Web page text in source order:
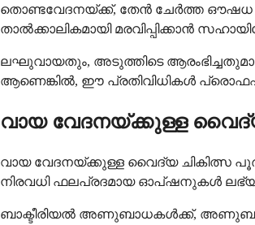
തൊണ്ടവേദനയ്ക്ക്, തേൻ ചേർത്ത
താൽക്കാലികമായി മരവിപ്പിക്കാൻ
ലഘുവായതും, അടുത്തിടെ
ആണെങ്കിൽ, ഈ പ്രതിവിധികൾ
വായ വേദനയ്ക്കുള്ള
വായ വേദനയ്ക്കുള്ള വൈദ്യ ചികിത്സ
നിരവധി ഫലപ്രദമായ ഓപ്ഷനുകൾ
ബാക്ടീരിയൽ അണുബാധകൾക്ക്, അണുബാധ